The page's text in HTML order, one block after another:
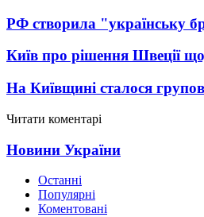
РФ створила "українську
Київ про рішення Швеції
На Київщині сталося
Читати коментарі
Новини України
Останні
Популярні
Коментовані